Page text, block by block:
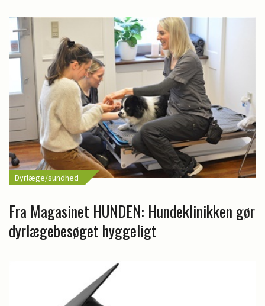
Dyrlæge/sundhed
Fra Magasinet HUNDEN: Hundeklinikken gør
dyrlægebesøget hyggeligt